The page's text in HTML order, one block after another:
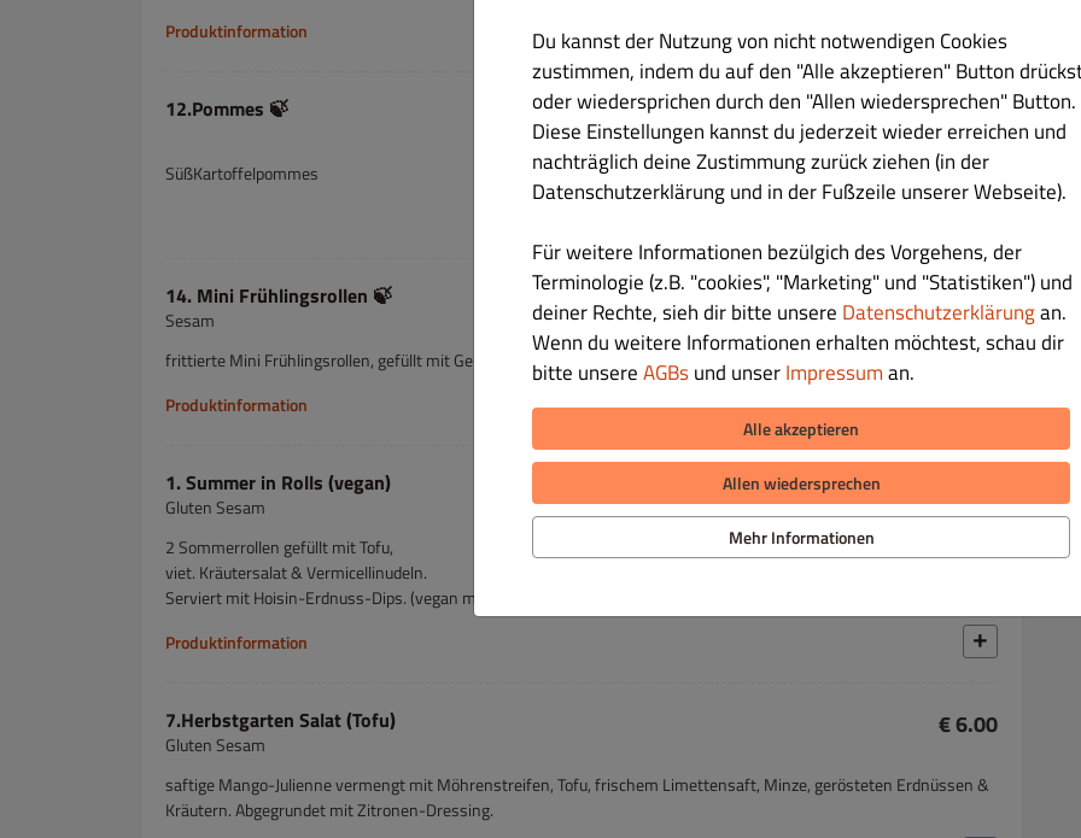
Produktinformation
12.Pommes 🍃 € 4.50
SüßKartoffelpommes
14. Mini Frühlingsrollen 🍃
Sesam
€ 5.50
frittierte Mini Frühlingsrollen, gefüllt mit Gemüse, dazu Zitronen-Dressing
Produktinformation
1. Summer in Rolls (vegan)
Gluten Sesam
2 Sommerrollen gefüllt mit Tofu,
viet. Kräutersalat & Vermicellinudeln.
Serviert mit Hoisin-Erdnuss-Dips. (vegan möglich)
Produktinformation
7.Herbstgarten Salat (Tofu)
Gluten Sesam
€ 6.00
saftige Mango-Julienne vermengt mit Möhrenstreifen, Tofu, frischem Limettensaft, Minze, gerösteten Erdnüssen &
Kräutern. Abgegrundet mit Zitronen-Dressing.
Du kannst der Nutzung von nicht notwendigen Cookies
zustimmen, indem du auf den "Alle akzeptieren" Button
oder wiedersprichen durch den "Allen wiedersprechen" Button.
Diese Einstellungen kannst du jederzeit wieder erreichen und
nachträglich deine Zustimmung zurück ziehen (in der
Datenschutzerklärung und in der Fußzeile unserer Webseite).
Für weitere Informationen bezülgich des Vorgehens, der
Terminologie (z.B. "cookies", "Marketing" und "Statistiken") und
deiner Rechte, sieh dir bitte unsere Datenschutzerklärungan.
Wenn du weitere Informationen erhalten möchtest, schau dir
bitte unsereAGBsund unserImpressuman.
Alle akzeptieren
Allen wiedersprechen
Mehr Informationen